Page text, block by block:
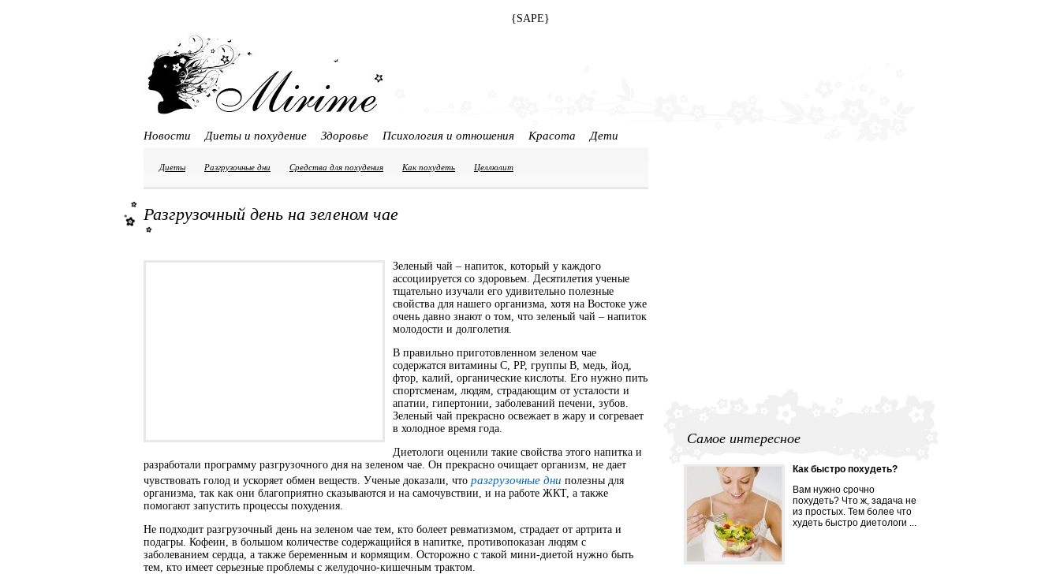
{SAPE}
Новости Диеты и похудение Здоровье Психология и отношения Красота Дети
Диеты Разгрузочные дни Средства для похудения Как похудеть Целлюлит
Разгрузочный день на зеленом чае
Зеленый чай – напиток, который у каждого
ассоциируется со здоровьем. Десятилетия ученые
тщательно изучали его удивительно полезные
свойства для нашего организма, хотя на Востоке уже
очень давно знают о том, что зеленый чай – напиток
молодости и долголетия.
В правильно приготовленном зеленом чае
содержатся витамины С, PP, группы В, медь, йод,
фтор, калий, органические кислоты. Его нужно пить
спортсменам, людям, страдающим от усталости и
апатии, гипертонии, заболеваний печени, зубов.
Зеленый чай прекрасно освежает в жару и согревает
в холодное время года.
Диетологи оценили такие свойства этого напитка и
разработали программу разгрузочного дня на зеленом чае. Он прекрасно очищает организм, не дает
чувствовать голод и ускоряет обмен веществ. Ученые доказали, что разгрузочные дни полезны для
организма, так как они благоприятно сказываются и на самочувствии, и на работе ЖКТ, а также
помогают запустить процессы похудения.
Не подходит разгрузочный день на зеленом чае тем, кто болеет ревматизмом, страдает от артрита и
подагры. Кофеин, в большом количестве содержащийся в напитке, противопоказан людям с
заболеванием сердца, а также беременным и кормящим. Осторожно с такой мини-диетой нужно быть
тем, кто имеет серьезные проблемы с желудочно-кишечным трактом.
Самое интересное
Как быстро похудеть?
Вам нужно срочно
похудеть? Что ж, задача не
из простых. Тем более что
худеть быстро диетологи ...